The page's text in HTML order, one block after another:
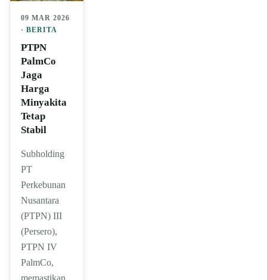
09 MAR 2026
· BERITA
PTPN
PalmCo
Jaga
Harga
Minyakita
Tetap
Stabil
Subholding
PT
Perkebunan
Nusantara
(PTPN) III
(Persero),
PTPN IV
PalmCo,